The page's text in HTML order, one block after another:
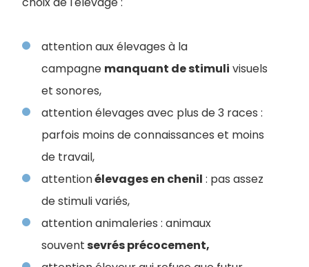
attention aux élevages à la
campagne manquant de stimuli visuels
et sonores,
attention élevages avec plus de 3 races :
parfois moins de connaissances et moins
de travail,
attentionélevages en chenil : pas assez
de stimuli variés,
attention animaleries : animaux
souventsevrés précocement,